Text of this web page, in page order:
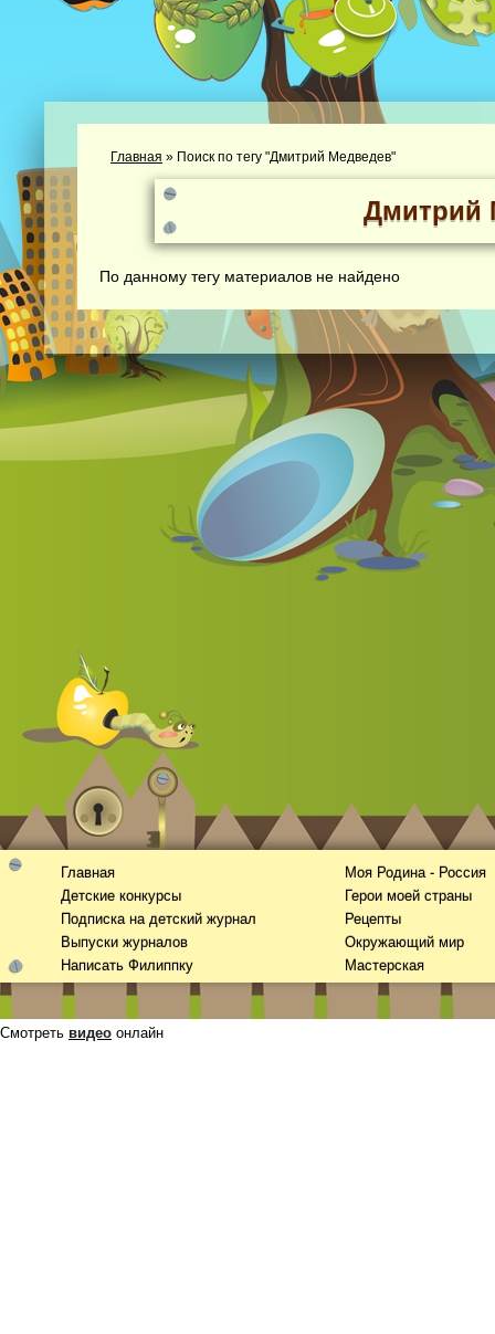
Главная » Поиск по тегу "Дмитрий Медведев"
Дмитрий
По данному тегу материалов не найдено
Главная
Детские конкурсы
Подписка на детский журнал
Выпуски журналов
Написать Филиппку
Моя Родина - Россия
Герои моей страны
Рецепты
Окружающий мир
Мастерская
Смотреть видео онлайн